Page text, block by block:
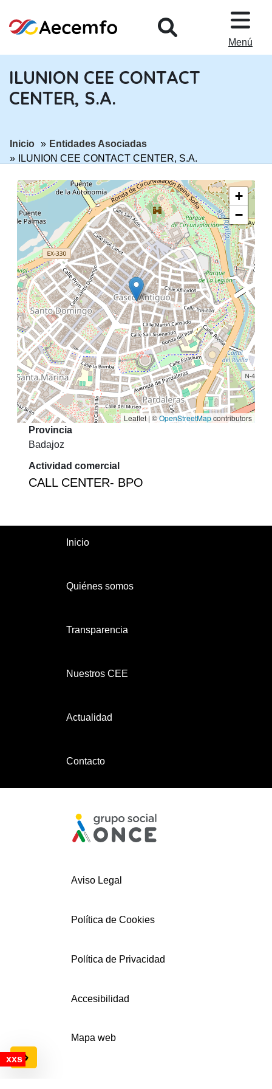
Configuración de cookies
Menú
ILUNION CEE CONTACT
CENTER, S.A.
ir a página:
Inicio ir a página:
Entidades Asociadas
ILUNION CEE CONTACT CENTER, S.A.
+
−
Leaflet | ©OpenStreetMapcontributors
Provincia
Badajoz
Actividad comercial
CALL CENTER- BPO
Inicio
Quiénes somos
Transparencia
Nuestros CEE
Actualidad
Contacto
Aviso Legal
Política de Cookies
Política de Privacidad
Accesibilidad
Mapa web